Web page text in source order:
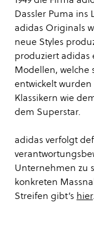
Dassler Puma
adidas Originals
neue Styles
produziert
Modellen, welche
entwickelt
Klassikern wie
dem Superstar.
adidas verfolgt
Unternehmen zu
konkreten
Streifen gibt’s hier.